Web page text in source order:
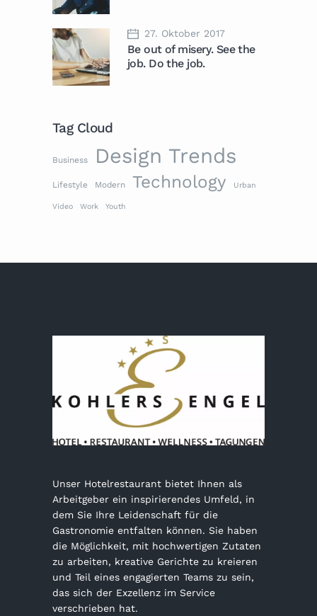
27. Oktober 2017
Be out of misery. See the
job. Do the job.
Tag Cloud
Business Design Trends
Lifestyle Modern Technology Urban
Video Work Youth
Unser Hotelrestaurant bietet Ihnen als
Arbeitgeber ein inspirierendes Umfeld, in
dem Sie Ihre Leidenschaft für die
Gastronomie entfalten können. Sie haben
die Möglichkeit, mit hochwertigen Zutaten
zu arbeiten, kreative Gerichte zu kreieren
und Teil eines engagierten Teams zu sein,
das sich der Exzellenz im Service
verschrieben hat.